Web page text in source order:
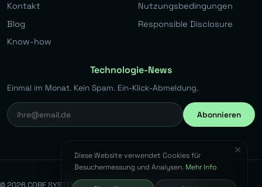
Kontakt
Blog
Know-how
Nutzungsbedingungen
Responsible Disclosure
Technologie-News
Einmal im Monat. Kein Spam. Ein-Klick-Abmeldung.
Abonnieren
✕
Diese Website verwendet Cookies für
Besuchermessung und Analysen. Mehr Info